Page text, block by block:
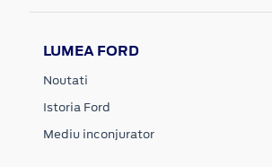
LUMEA FORD
Noutati
Istoria Ford
Mediu inconjurator